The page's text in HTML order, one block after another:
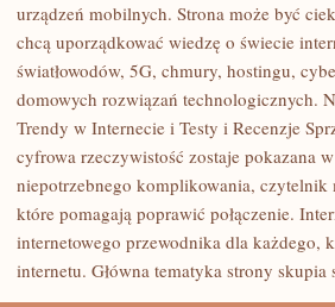
NOWINKI
TRENDY
INTERNECIE
urządzeń mobilnych. Strona może być
chcą uporządkować wiedzę o świecie
światłowodów, 5G, chmury, hostingu,
domowych rozwiązań technologicznych.
Trendy w Internecie i Testy i Recenzje
cyfrowa rzeczywistość zostaje pokazana
niepotrzebnego komplikowania,
które pomagają poprawić połączenie.
internetowego przewodnika dla każdego,
internetu. Główna tematyka strony skupia